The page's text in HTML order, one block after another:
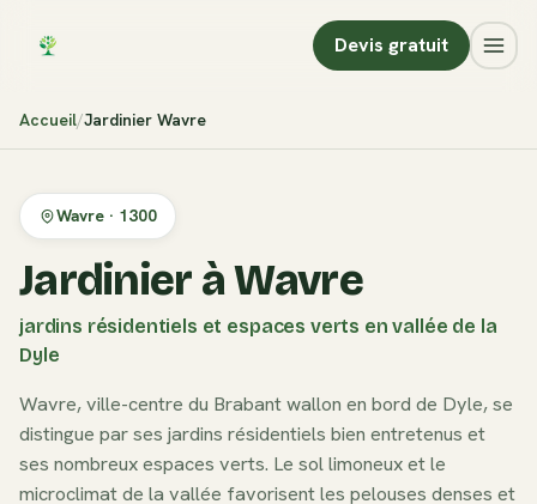
Devis gratuit
Accueil Jardinier Wavre
Wavre · 1300
Jardinier à Wavre
jardins résidentiels et espaces verts en vallée de la
Dyle
Wavre, ville-centre du Brabant wallon en bord de Dyle, se
distingue par ses jardins résidentiels bien entretenus et
ses nombreux espaces verts. Le sol limoneux et le
microclimat de la vallée favorisent les pelouses denses et